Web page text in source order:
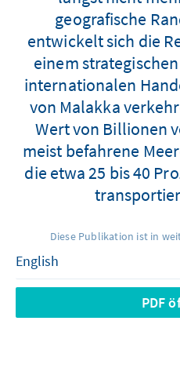
geografische
entwickelt sich die
einem
internationalen
von Malakka
Wert von Billionen
meist befahrene
die etwa 25 bis 40
Diese Publikation ist in
PDF